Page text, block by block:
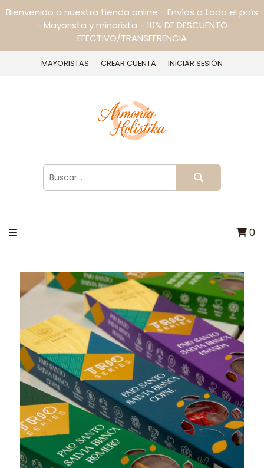
Bienvenido a nuestra tienda online - Envíos a todo el país
- Mayorista y minorista - 10% DE DESCUENTO
EFECTIVO/TRANSFERENCIA
MAYORISTAS CREAR CUENTA INICIAR SESIÓN
0